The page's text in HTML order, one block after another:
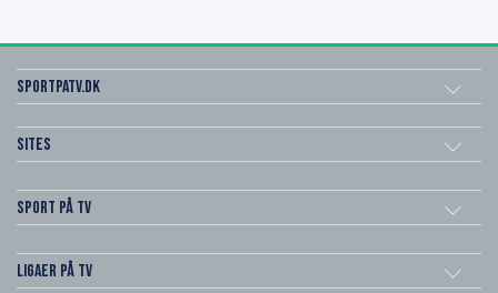
SportPaTV.dk
Sites
Sport på TV
Ligaer på TV